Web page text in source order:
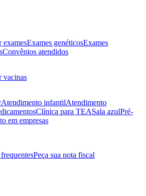
examesExames genéticosExames
Convênios atendidos
vacinas
Atendimento infantilAtendimento
Clínica para TEASala azulPré-
em empresas
Peça sua nota fiscal